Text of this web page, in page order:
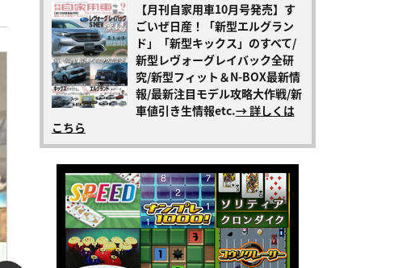
【月刊自家用車10月号発売】す
ごいぜ日産！「新型エルグラン
ド」「新型キックス」のすべて/
新型レヴォーグレイバック全研
究/新型フィット＆N-BOX最新情
報/最新注目モデル攻略大作戦/新
車値引き生情報etc.→ 詳しくは
こちら